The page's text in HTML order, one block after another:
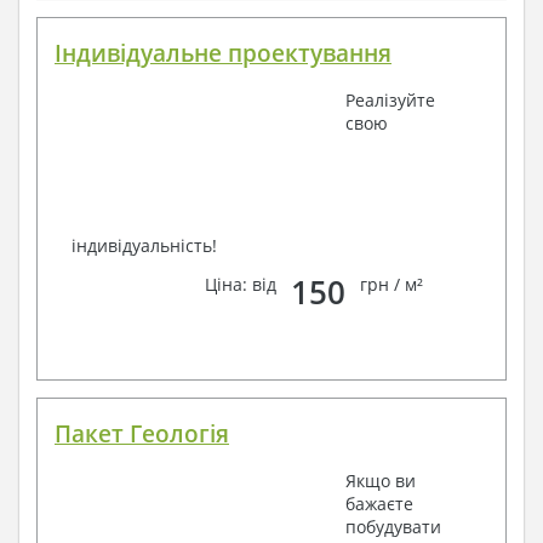
Індивідуальне проектування
Реалізуйте
свою
індивідуальність!
Ціна: від
150 грн / м²
Пакет Геологія
Якщо ви
бажаєте
побудувати